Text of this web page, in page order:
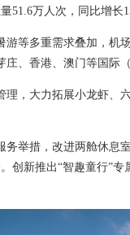
51.6万人次，同比增
等多重需求叠加，机
、香港、澳门等国际
，大力拓展小龙虾、
务举措，改进两舱休
创新推出“智趣童行”